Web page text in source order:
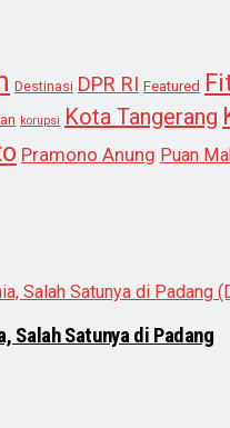
Destinasi DPR RI Featured
korupsi Kota Tangerang
Pramono Anung Puan
Salah Satunya di Padang